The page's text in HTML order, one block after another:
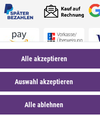
Auswahl akzeptieren
Alle ablehnen
Alle akzeptieren